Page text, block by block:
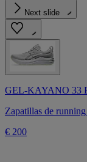
Next slide
GEL-KAYANO 33
Zapatillas de
€ 200